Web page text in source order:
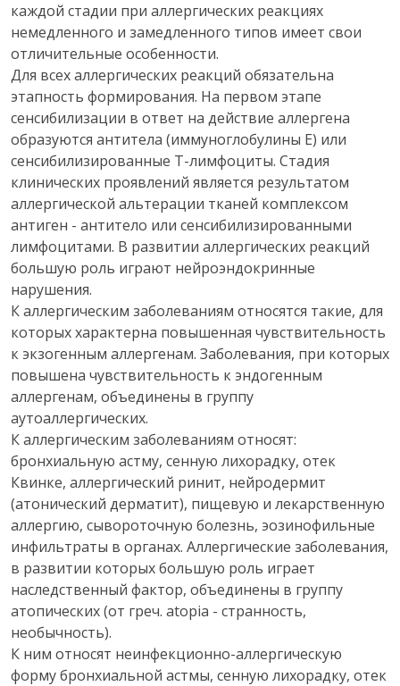
каждой стадии при аллергических реакциях
немедленного и замедленного типов имеет свои
отличительные особенности.
Для всех аллергических реакций обязательна
этапность формирования. На первом этапе
сенсибилизации в ответ на действие аллергена
образуются антитела (иммуноглобулины Е) или
сенсибилизированные Т-лимфоциты. Стадия
клинических проявлений является результатом
аллергической альтерации тканей комплексом
антиген - антитело или сенсибилизированными
лимфоцитами. В развитии аллергических реакций
большую роль играют нейроэндокринные
нарушения.
К аллергическим заболеваниям относятся такие, для
которых характерна повышенная чувствительность
к экзогенным аллергенам. Заболевания, при которых
повышена чувствительность к эндогенным
аллергенам, объединены в группу
аутоаллергических.
К аллергическим заболеваниям относят:
бронхиальную астму, сенную лихорадку, отек
Квинке, аллергический ринит, нейродермит
(атонический дерматит), пищевую и лекарственную
аллергию, сывороточную болезнь, эозинофильные
инфильтраты в органах. Аллергические заболевания,
в развитии которых большую роль играет
наследственный фактор, объединены в группу
атопических (от греч. atopia - странность,
необычность).
К ним относят неинфекционно-аллергическую
форму бронхиальной астмы, сенную лихорадку, отек